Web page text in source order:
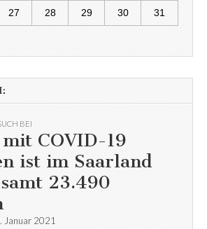
27 28 29 30
31
BEI
COVID-19
ist im Saarland
23.490
Januar 2021